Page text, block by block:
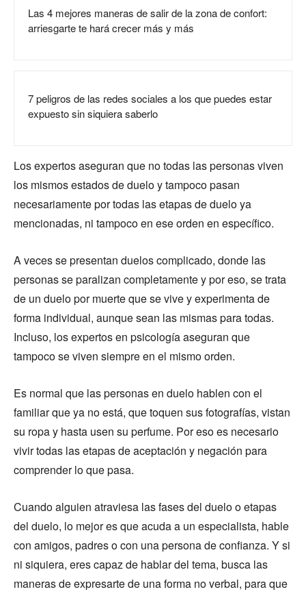
Las 4 mejores maneras de salir de la zona de confort:
arriesgarte te hará crecer más y más
7 peligros de las redes sociales a los que puedes estar
expuesto sin siquiera saberlo
Los expertos aseguran que no todas las personas viven
los mismos estados de duelo y tampoco pasan
necesariamente por todas las etapas de duelo ya
mencionadas, ni tampoco en ese orden en específico.
A veces se presentan duelos complicado, donde las
personas se paralizan completamente y por eso, se trata
de un duelo por muerte que se vive y experimenta de
forma individual, aunque sean las mismas para todas.
Incluso, los expertos en psicología aseguran que
tampoco se viven siempre en el mismo orden.
Es normal que las personas en duelo hablen con el
familiar que ya no está, que toquen sus fotografías, vistan
su ropa y hasta usen su perfume. Por eso es necesario
vivir todas las etapas de aceptación y negación para
comprender lo que pasa.
Cuando alguien atraviesa las fases del duelo o etapas
del duelo, lo mejor es que acuda a un especialista, hable
con amigos, padres o con una persona de confianza. Y si
ni siquiera, eres capaz de hablar del tema, busca las
maneras de expresarte de una forma no verbal, para que